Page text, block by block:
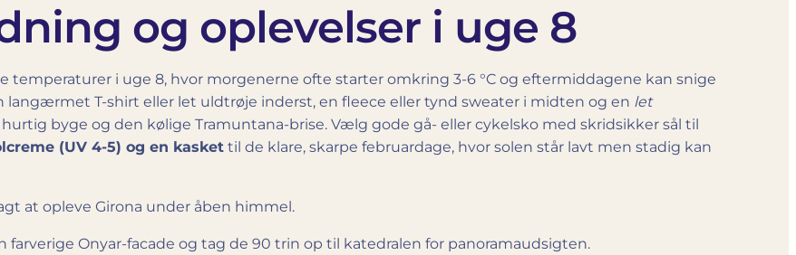
og oplevelser i uge 8
temperaturer i uge 8, hvor morgenerne ofte starter omkring 3-6 °C og eftermiddagene kan snige
langærmet T-shirt eller let uldtrøje inderst, en fleece eller tynd sweater i midten og en let
byge og den kølige Tramuntana-brise. Vælg gode gå- eller cykelsko med skridsikker sål til
(UV 4-5) og en kasket til de klare, skarpe februardage, hvor solen står lavt men stadig kan
at opleve Girona under åben himmel.
farverige Onyar-facade og tag de 90 trin op til katedralen for panoramaudsigten.